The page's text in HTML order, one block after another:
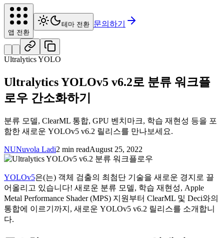
앱 전환
테마 전환 문의하기
Ultralytics YOLO
Ultralytics YOLOv5 v6.2로 분류 워크플
로우 간소화하기
분류 모델, ClearML 통합, GPU 벤치마크, 학습 재현성 등을 포
함한 새로운 YOLOv5 v6.2 릴리스를 만나보세요.
NUNuvola Ladi2 min readAugust 25, 2022
YOLOv5은(는) 객체 검출의 최첨단 기술을 새로운 경지로 끌
어올리고 있습니다! 새로운 분류 모델, 학습 재현성, Apple
Metal Performance Shader (MPS) 지원부터 ClearML 및 Deci와의
통합에 이르기까지, 새로운 YOLOv5 v6.2 릴리스를 소개합니
다.